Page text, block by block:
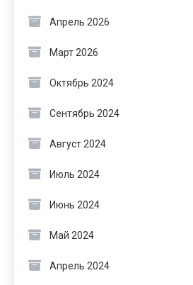
Апрель 2026
Март 2026
Октябрь 2024
Сентябрь 2024
Август 2024
Июль 2024
Июнь 2024
Май 2024
Апрель 2024